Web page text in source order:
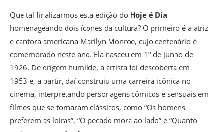
Que tal finalizarmos esta edição do Hoje é Dia
homenageando dois ícones da cultura? O primeiro é a atriz
e cantora americana Marilyn Monroe, cujo centenário é
comemorado neste ano. Ela nasceu em 1º de junho de
1926. De origem humilde, a artista foi descoberta em
1953 e, a partir, daí construiu uma carreira icônica no
cinema, interpretando personagens cômicos e sensuais em
filmes que se tornaram clássicos, como “Os homens
preferem as loiras”, “O pecado mora ao lado” e “Quanto